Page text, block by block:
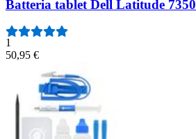
Batteria tablet Dell Latitude 7350
1
50,95 €